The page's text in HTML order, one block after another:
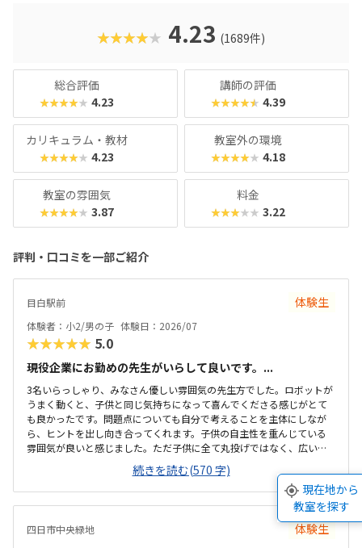
★★★★★ 4.23 (1689件)
総合評価
★★★★★ 4.23
講師の評価
★★★★★ 4.39
カリキュラム・教材
★★★★★ 4.23
教室外の環境
★★★★★ 4.18
教室の雰囲気
★★★★★ 3.87
料金
★★★★★ 3.22
評判・口コミを一部ご紹介
目白駅前 体験生
体験者：小2/男の子 体験日：2026/07
★★★★★ 5.0
現役企業にお勤めの先生がいらして良いです。...
3名いらっしゃり、みなさん優しい雰囲気の先生方でした。ロボットが
うまく動くと、子供と同じ気持ちになって喜んでくださる感じがとて
も良かったです。問題点についても自分で考えることを主体にしなが
ら、ヒントを出し向き合ってくれます。子供の自主性を重んじている
雰囲気が良いと感じました。ただ子供に全て丸投げではなく、広い机
の上に「教科書とキットをどこに置いたらやりやすいかな？」と声を
かけてくださり、そこから自分で考えていました。ロボット作りもヒ
ントをいただきながら、自分で教科書を読んで作り上げていました。
駅近くですが、静かな環境です。急な坂道があるので、暑い夏など、重
いキットを背負っていく小さな子供には少し大変かも。清潔で、安心
できました。入室したら必ず手を洗うルールも良いです。教室にある
続きを読む(570 字)
四日市中央緑地 体験生
現在地から
教室を探す